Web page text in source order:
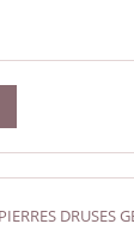
PIERRES DRUSES